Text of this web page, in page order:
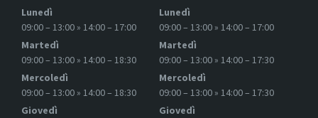
Lunedì
09:00 – 13:00 » 14:00 – 17:00
Martedì
09:00 – 13:00 » 14:00 – 18:30
Mercoledì
09:00 – 13:00 » 14:00 – 18:30
Giovedì
Lunedì
09:00 – 13:00 » 14:00 – 17:00
Martedì
09:00 – 13:00 » 14:00 – 17:30
Mercoledì
09:00 – 13:00 » 14:00 – 17:30
Giovedì